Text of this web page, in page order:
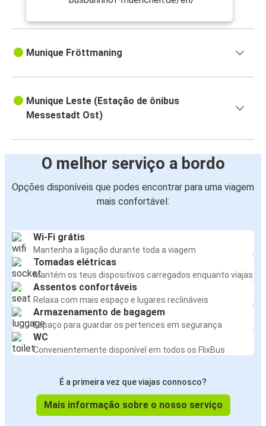
Munique Fröttmaning
Munique Leste (Estação de ônibus
Messestadt Ost)
O melhor serviço a bordo
Opções disponíveis que podes encontrar para uma viagem
mais confortável:
Wi-Fi grátis
Mantenha a ligação durante toda a viagem
Tomadas elétricas
Mantém os teus dispositivos carregados enquanto viajas
Assentos confortáveis
Relaxa com mais espaço e lugares reclináveis
Armazenamento de bagagem
Espaço para guardar os pertences em segurança
WC
Convenientemente disponível em todos os FlixBus
É a primeira vez que viajas connosco?
Mais informação sobre o nosso serviço